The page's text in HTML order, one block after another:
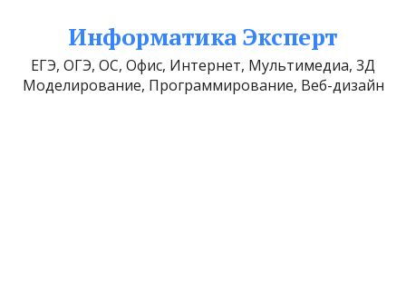
Информатика Эксперт
ЕГЭ, ОГЭ, ОС, Офис, Интернет, Мультимедиа, 3Д
Моделирование, Программирование, Веб-дизайн